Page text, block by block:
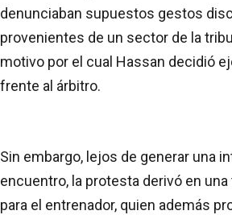
denunciaban supuestos gestos
provenientes de un sector de la
motivo por el cual Hassan decidió
frente al árbitro.
Sin embargo, lejos de generar una
encuentro, la protesta derivó en
para el entrenador, quien además